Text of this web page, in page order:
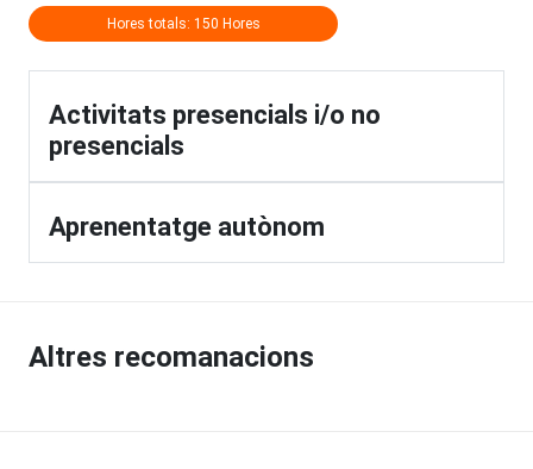
Hores totals: 150 Hores
Activitats presencials i/o no
presencials
Aprenentatge autònom
Altres recomanacions